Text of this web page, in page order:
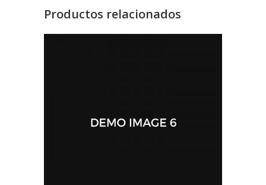
Productos relacionados